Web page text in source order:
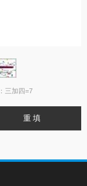
三加四=7